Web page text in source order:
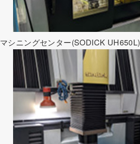
マシニングセンター(SODICK UH650L)